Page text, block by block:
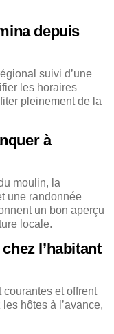
depuis
suivi d’une
les horaires
pleinement de la
à
moulin, la
une randonnée
un bon aperçu
locale.
l’habitant
courantes et offrent
hôtes à l’avance,